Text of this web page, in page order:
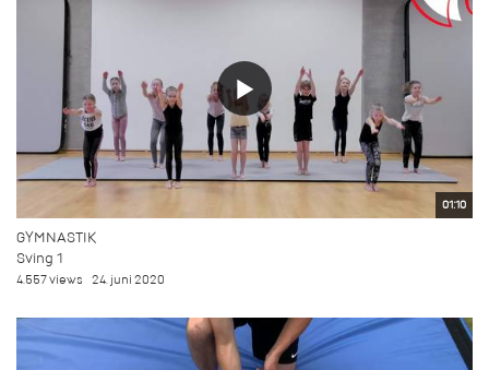
01:10
GYMNASTIK
Sving 1
4.557 views 24. juni 2020